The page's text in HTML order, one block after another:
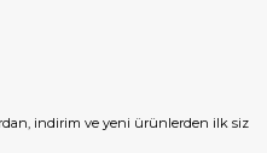
indirim ve yeni ürünlerden ilk siz